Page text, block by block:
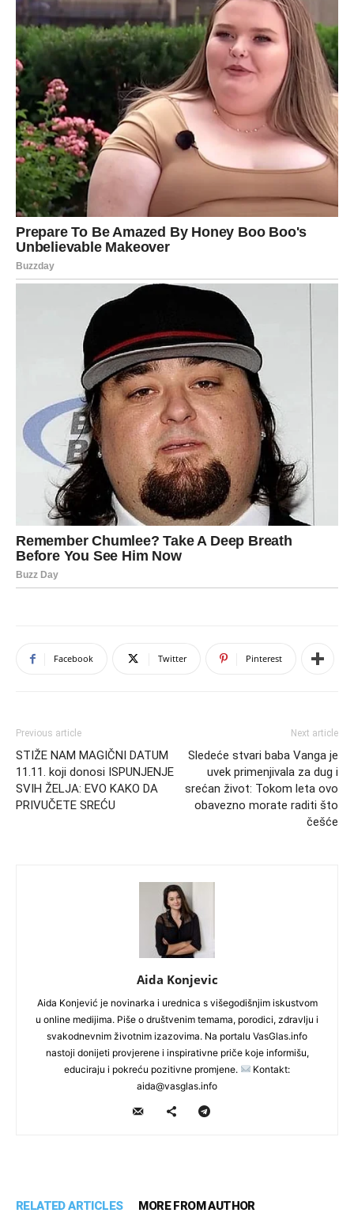
Facebook Twitter Pinterest
Previous article
STIŽE NAM MAGIČNI DATUM
11.11. koji donosi ISPUNJENJE
SVIH ŽELJA: EVO KAKO DA
PRIVUČETE SREĆU
Next article
Sledeće stvari baba Vanga je
uvek primenjivala za dug i
srećan život: Tokom leta ovo
obavezno morate raditi što
češće
Aida Konjevic
Aida Konjević je novinarka i urednica s višegodišnjim iskustvom
u online medijima. Piše o društvenim temama, porodici, zdravlju i
svakodnevnim životnim izazovima. Na portalu VasGlas.info
nastoji donijeti provjerene i inspirativne priče koje informišu,
educiraju i pokreću pozitivne promjene.
Kontakt:
aida@vasglas.info
RELATED ARTICLES MORE FROM AUTHOR